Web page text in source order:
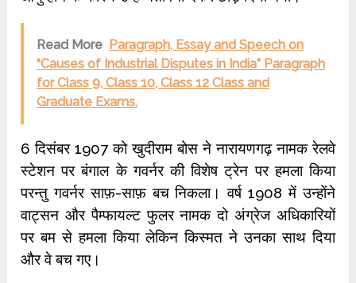
Read More Paragraph, Essay and Speech on
“Causes of Industrial Disputes in India” Paragraph
for Class 9, Class 10, Class 12 Class and
Graduate Exams.
6 दिसंबर 1907 को खुदीराम बोस ने नारायणगढ़ नामक रेलवे
स्टेशन पर बंगाल के गवर्नर की विशेष ट्रेन पर हमला किया
परन्तु गवर्नर साफ़-साफ़ बच निकला। वर्ष 1908 में उन्होंने
वाट्सन और पैम्फायल्ट फुलर नामक दो अंग्रेज अधिकारियों
पर बम से हमला किया लेकिन किस्मत ने उनका साथ दिया
और वे बच गए।